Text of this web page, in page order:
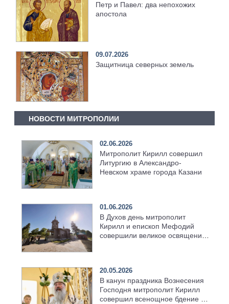
Петр и Павел: два непохожих
апостола
09.07.2026
Защитница северных земель
НОВОСТИ МИТРОПОЛИИ
02.06.2026
Митрополит Кирилл совершил
Литургию в Александро-
Невском храме города Казани
01.06.2026
В Духов день митрополит
Кирилл и епископ Мефодий
совершили великое освящение
20.05.2026
В канун праздника Вознесения
Господня митрополит Кирилл
совершил всенощное бдение в